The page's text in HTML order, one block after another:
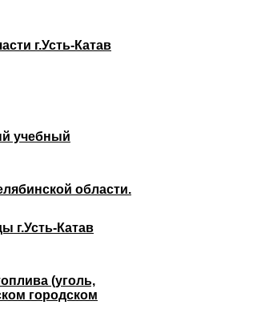
г.Усть-Катав
учебный
области.
г.Усть-Катав
(уголь,
городском